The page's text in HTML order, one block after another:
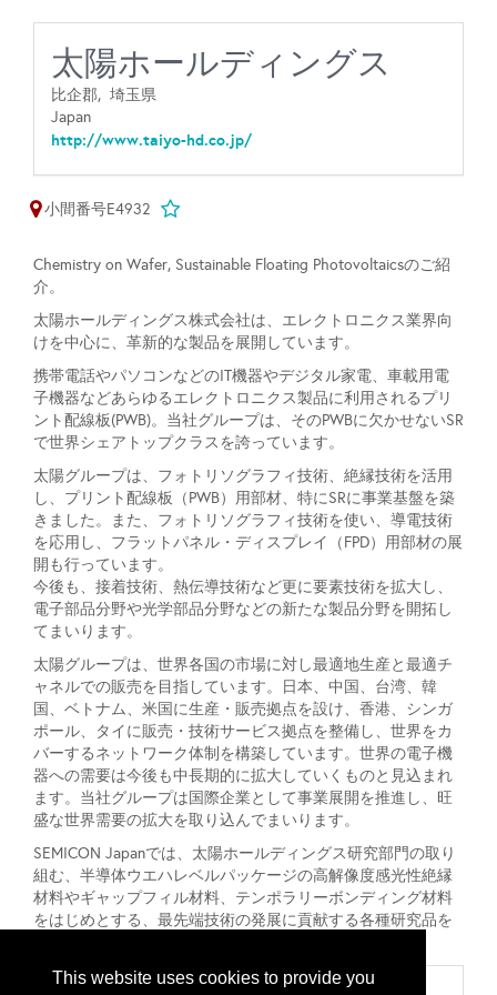
This website uses cookies to provide you
太陽ホールディングス
比企郡, 埼玉県
Japan
http://www.taiyo-hd.co.jp/
小間番号E4932
Chemistry on Wafer, Sustainable Floating Photovoltaicsのご紹
介。
太陽ホールディングス株式会社は、エレクトロニクス業界向
けを中心に、革新的な製品を展開しています。
携帯電話やパソコンなどのIT機器やデジタル家電、車載用電
子機器などあらゆるエレクトロニクス製品に利用されるプリ
ント配線板(PWB)。当社グループは、そのPWBに欠かせないSR
で世界シェアトップクラスを誇っています。
太陽グループは、フォトリソグラフィ技術、絶縁技術を活用
し、プリント配線板（PWB）用部材、特にSRに事業基盤を築
きました。また、フォトリソグラフィ技術を使い、導電技術
を応用し、フラットパネル・ディスプレイ（FPD）用部材の展
開も行っています。
今後も、接着技術、熱伝導技術など更に要素技術を拡大し、
電子部品分野や光学部品分野などの新たな製品分野を開拓し
てまいります。
太陽グループは、世界各国の市場に対し最適地生産と最適チ
ャネルでの販売を目指しています。日本、中国、台湾、韓
国、ベトナム、米国に生産・販売拠点を設け、香港、シンガ
ポール、タイに販売・技術サービス拠点を整備し、世界をカ
バーするネットワーク体制を構築しています。世界の電子機
器への需要は今後も中長期的に拡大していくものと見込まれ
ます。当社グループは国際企業として事業展開を推進し、旺
盛な世界需要の拡大を取り込んでまいります。
SEMICON Japanでは、太陽ホールディングス研究部門の取り
組む、半導体ウエハレベルパッケージの高解像度感光性絶縁
材料やギャップフィル材料、テンポラリーボンディング材料
をはじめとする、最先端技術の発展に貢献する各種研究品を